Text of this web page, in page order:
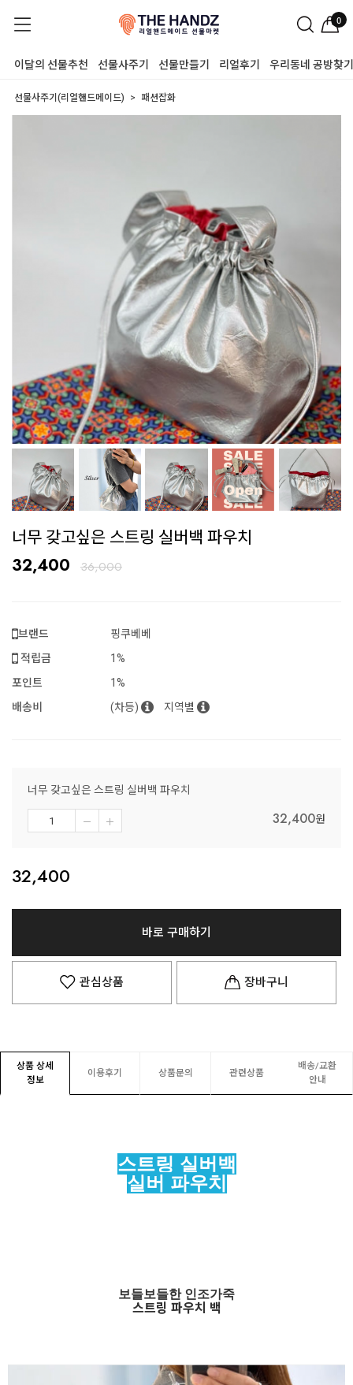
0
이달의 선물추천 선물사주기 선물만들기 리얼후기 우리동네 공방찾기
선물사주기(리얼핸드메이드) 패션잡화
너무 갖고싶은 스트링 실버백 파우치
32,400 36,000
브랜드
핑쿠베베
적립금
1%
포인트
1%
배송비
(차등) 지역별
너무 갖고싶은 스트링 실버백 파우치
32,400원
32,400
바로 구매하기
관심상품 장바구니
상품 상세
정보
이용후기 상품문의 관련상품
배송/교환
안내
스트링 실버백
실버 파우치
보들보들한 인조가죽
스트링 파우치 백